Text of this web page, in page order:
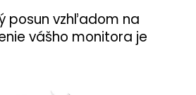
posun vzhľadom na
vášho monitora je